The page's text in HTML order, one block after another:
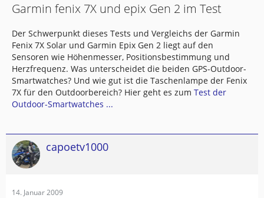
Garmin fenix 7X und epix Gen 2 im Test
Der Schwerpunkt dieses Tests und Vergleichs der Garmin
Fenix 7X Solar und Garmin Epix Gen 2 liegt auf den
Sensoren wie Höhenmesser, Positionsbestimmung und
Herzfrequenz. Was unterscheidet die beiden GPS-Outdoor-
Smartwatches? Und wie gut ist die Taschenlampe der Fenix
7X für den Outdoorbereich? Hier geht es zum Test der
Outdoor-Smartwatches ...
capoetv1000
14. Januar 2009